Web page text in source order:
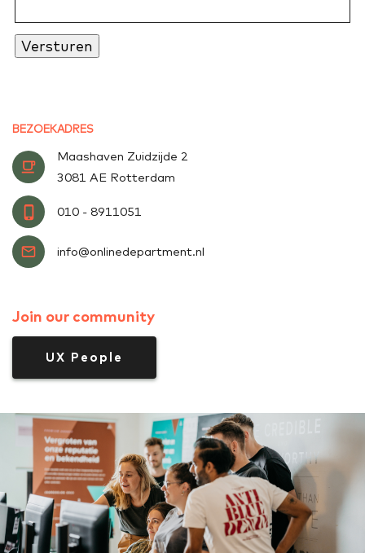
Versturen
BEZOEKADRES
Maashaven Zuidzijde 2
3081 AE Rotterdam
010 - 8911051
info@onlinedepartment.nl
Join our community
UX People